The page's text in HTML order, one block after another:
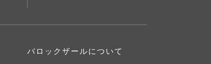
バロックザールについて